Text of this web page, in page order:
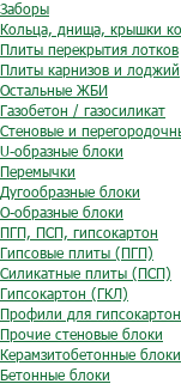
Заборы
Кольца, днища, крышки
Плиты перекрытия лотков
Плиты карнизов и лоджий
Остальные ЖБИ
Газобетон / газосиликат
Стеновые и
U-образные блоки
Перемычки
Дугообразные блоки
O-образные блоки
ПГП, ПСП, гипсокартон
Гипсовые плиты (ПГП)
Силикатные плиты (ПСП)
Гипсокартон (ГКЛ)
Профили для
Прочие стеновые блоки
Керамзитобетонные блоки
Бетонные блоки